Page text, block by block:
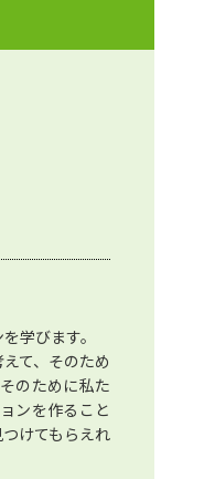
学びます。
て、そのため
のために私た
ンを作ること
けてもらえれ